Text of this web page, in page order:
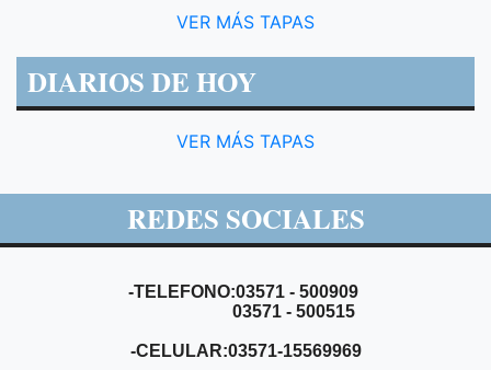
VER MÁS TAPAS
DIARIOS DE HOY
VER MÁS TAPAS
REDES SOCIALES
-TELEFONO:03571 - 500909
03571 - 500515
-CELULAR:03571-15569969